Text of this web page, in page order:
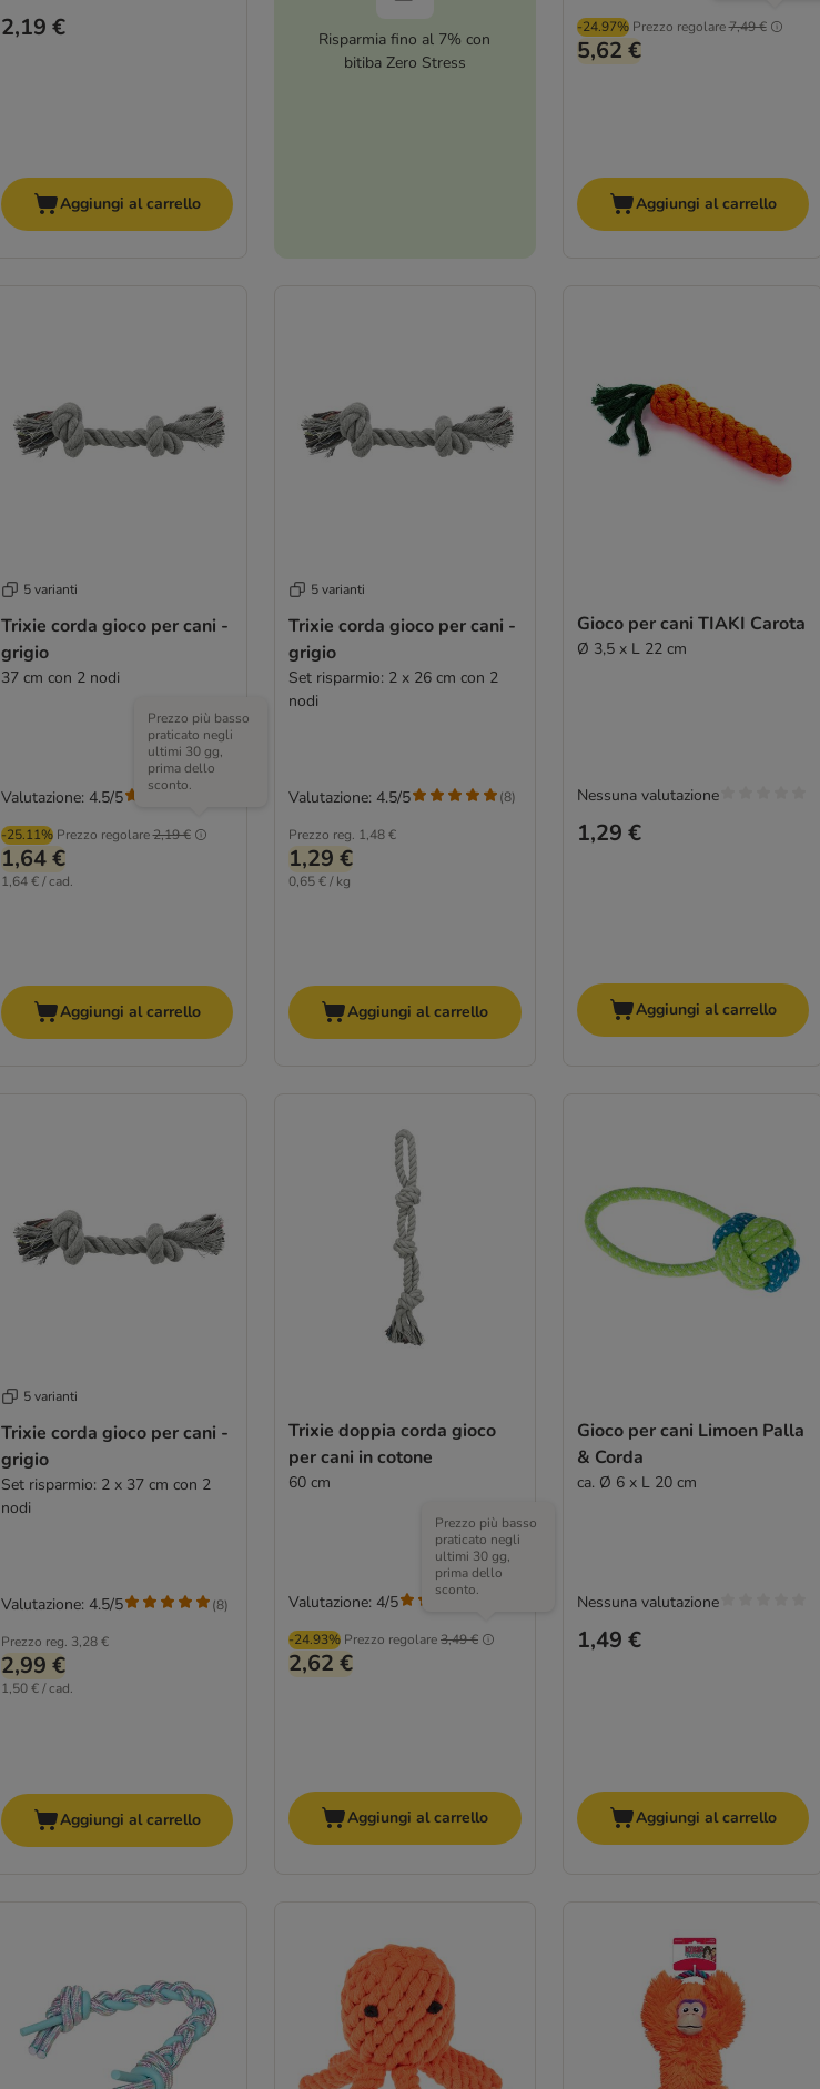
2,19 €
Aggiungi al carrello
Risparmia fino al 7% con
bitiba Zero Stress
-24.97% Prezzo regolare7,49 €
5,62 €
Aggiungi al carrello
5 varianti
Trixie corda gioco per cani -
grigio
37 cm con 2 nodi
-25.11% Prezzo regolare2,19 €
Prezzo più basso
praticato negli
ultimi 30 gg,
prima dello
sconto.
1,64 €
1,64 € / cad.
Valutazione: 4.5/5
Aggiungi al carrello
5 varianti
Trixie corda gioco per cani -
grigio
Set risparmio: 2 x 26 cm con 2
nodi
Prezzo reg. 1,48 €
1,29 €
0,65 € / kg
Valutazione: 4.5/5 (8)
Aggiungi al carrello
Gioco per cani TIAKI Carota
Ø 3,5 x L 22 cm
1,29 €
Nessuna valutazione
Aggiungi al carrello
5 varianti
Trixie corda gioco per cani -
grigio
Set risparmio: 2 x 37 cm con 2
nodi
Prezzo reg. 3,28 €
2,99 €
1,50 € / cad.
Valutazione: 4.5/5 (8)
Aggiungi al carrello
Trixie doppia corda gioco
per cani in cotone
60 cm
-24.93% Prezzo regolare3,49 €
Prezzo più basso
praticato negli
ultimi 30 gg,
prima dello
sconto.
2,62 €
Valutazione: 4/5
Aggiungi al carrello
Gioco per cani Limoen Palla
& Corda
ca. Ø 6 x L 20 cm
1,49 €
Nessuna valutazione
Aggiungi al carrello